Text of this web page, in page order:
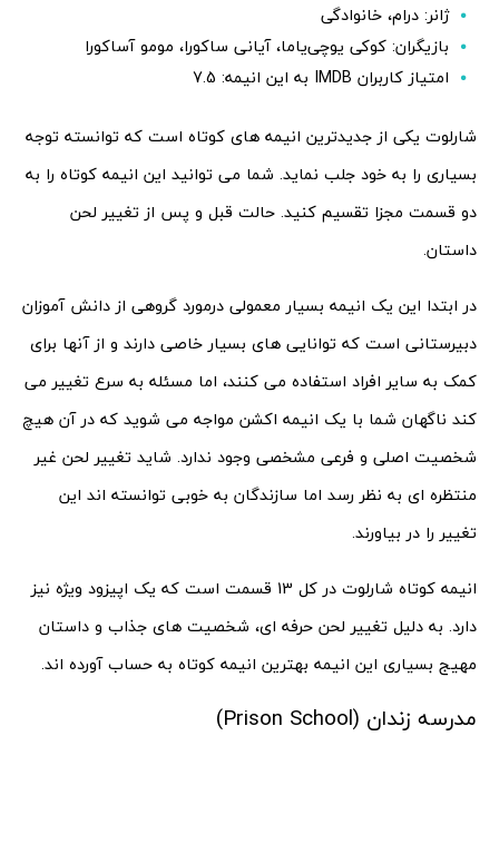
ژانر: درام، خانوادگی
بازیگران: کوکی یوچی‌یاما، آیانی ساکورا، مومو آساکورا
امتیاز کاربران IMDB به این انیمه: 7.5
شارلوت یکی از جدیدترین انیمه های کوتاه است که توانسته توجه
بسیاری را به خود جلب نماید. شما می توانید این انیمه کوتاه را به
دو قسمت مجزا تقسیم کنید. حالت قبل و پس از تغییر لحن
داستان.
در ابتدا این یک انیمه بسیار معمولی درمورد گروهی از دانش آموزان
دبیرستانی است که توانایی های بسیار خاصی دارند و از آنها برای
کمک به سایر افراد استفاده می کنند، اما مسئله به سرع تغییر می
کند ناگهان شما با یک انیمه اکشن مواجه می شوید که در آن هیچ
شخصیت اصلی و فرعی مشخصی وجود ندارد. شاید تغییر لحن غیر
منتظره ای به نظر رسد اما سازندگان به خوبی توانسته اند این
تغییر را در بیاورند.
انیمه کوتاه شارلوت در کل 13 قسمت است که یک اپیزود ویژه نیز
دارد. به دلیل تغییر لحن حرفه ای، شخصیت های جذاب و داستان
مهیج بسیاری این انیمه بهترین انیمه کوتاه به حساب آورده اند.
مدرسه زندان (Prison School)